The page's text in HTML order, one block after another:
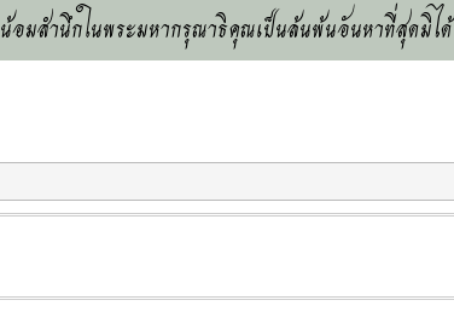
น้อมสำนึกในพระมหากรุณาธิคุณเป็นล้นพ้นอันหาที่สุดมิได้